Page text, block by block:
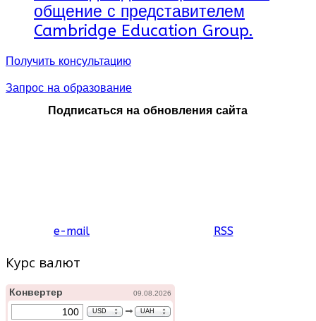
общение с представителем
Cambridge Education Group.
Получить консультацию
Запрос на образование
Подписаться на обновления сайта
e-mail RSS
Курс валют